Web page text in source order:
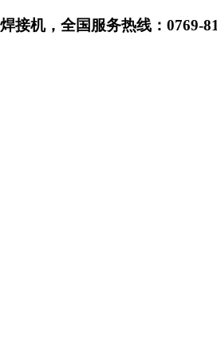
接机，全国服务热线：0769-